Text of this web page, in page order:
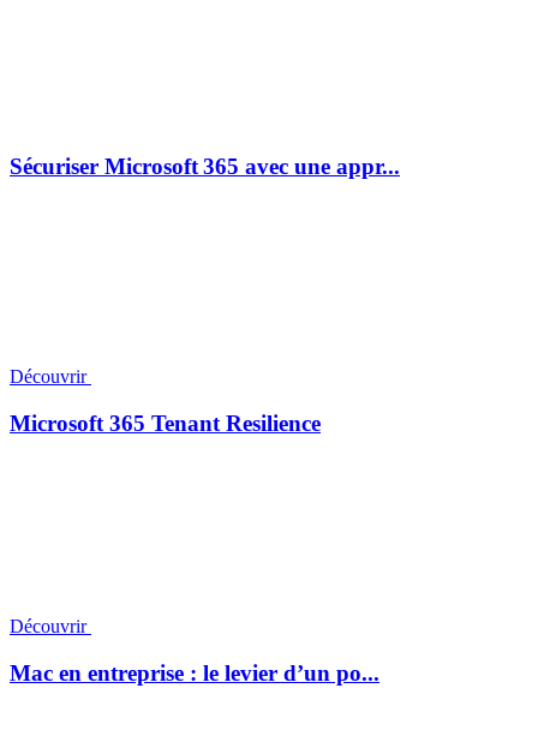
Sécuriser Microsoft 365 avec une appr...
Découvrir
Microsoft 365 Tenant Resilience
Découvrir
Mac en entreprise : le levier d’un po...